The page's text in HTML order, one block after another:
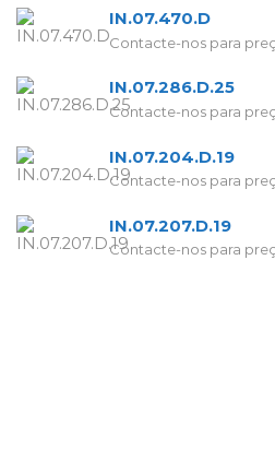
IN.07.470.D
Contacte-nos para
IN.07.286.D.25
Contacte-nos para
IN.07.204.D.19
Contacte-nos para
IN.07.207.D.19
Contacte-nos para